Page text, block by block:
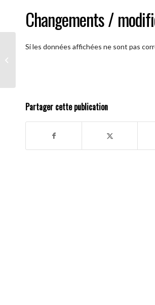
Changements /
Si les données affichées ne sont pas
Partager cette publication